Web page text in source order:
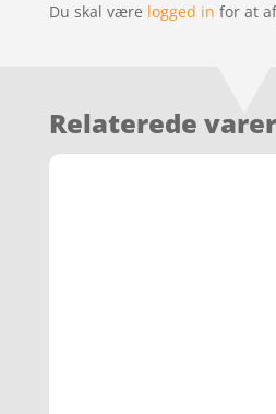
Du skal være logged in for at
Relaterede varer